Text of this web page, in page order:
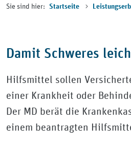
Sie sind hier: Startseite
Damit Schweres
Hilfsmittel sollen
einer Krankheit oder
Der MD berät die
einem beantragten